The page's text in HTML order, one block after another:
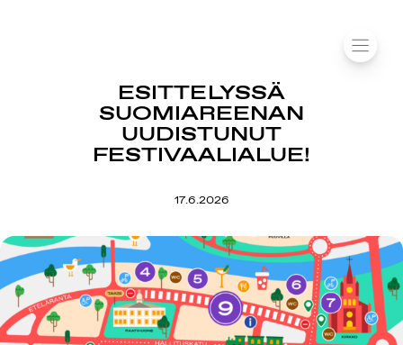
ESITTELYSSÄ
SUOMIAREENAN
UUDISTUNUT
FESTIVAALIALUE!
17.6.2026